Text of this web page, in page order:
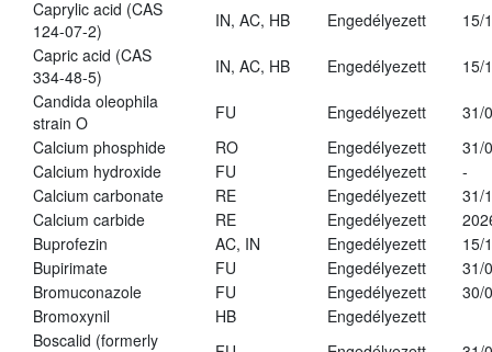
Caprylic acid (CAS
124-07-2)
IN, AC, HB Engedélyezett
15/
Capric acid (CAS
334-48-5)
IN, AC, HB Engedélyezett
15/
Candida oleophila
strain O
FU Engedélyezett
31/
Calcium phosphide
RO Engedélyezett
31/
Calcium hydroxide
FU Engedélyezett
-
Calcium carbonate
RE Engedélyezett
31/
Calcium carbide
RE Engedélyezett
Buprofezin
AC, IN Engedélyezett
15/
Bupirimate
FU Engedélyezett
31/
Bromuconazole
FU Engedélyezett
30/
Bromoxynil
HB
Engedélyezett
Boscalid (formerly